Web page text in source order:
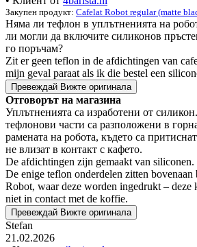
Закупен продукт: Cafelat Robot regular (matte
Няма ли тефлон в уплътненията на
ли могли да включите силиконов
го поръчам?
Zit er geen teflon in de afdichtingen van
mijn geval paraat als ik die bestel een
Превеждай Вижте оригинала
Отговорът на магазина
Уплътненията са изработени от
тефлонови части са разположени в
рамената на робота, където са
не влизат в контакт с кафето.
De afdichtingen zijn gemaakt van siliconen.
De enige teflon onderdelen zitten bovenaan
Robot, waar deze worden ingedrukt – deze
niet in contact met de koffie.
Превеждай Вижте оригинала
Stefan
21.02.2026